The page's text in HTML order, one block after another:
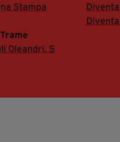
Stampa
Oleandri, 5